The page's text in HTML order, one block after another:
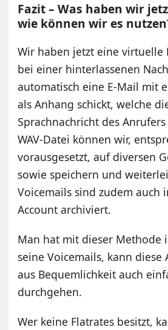
Fazit – Was haben wir
wie können wir es
Wir haben jetzt eine virtuelle
bei einer hinterlassenen
automatisch eine E-Mail mit
als Anhang schickt, welche
Sprachnachricht des
WAV-Datei können wir,
vorausgesetzt, auf diversen
sowie speichern und
Voicemails sind zudem auch
Account archiviert.
Man hat mit dieser Methode
seine Voicemails, kann diese
aus Bequemlichkeit auch
durchgehen.
Wer keine Flatrates besitzt,